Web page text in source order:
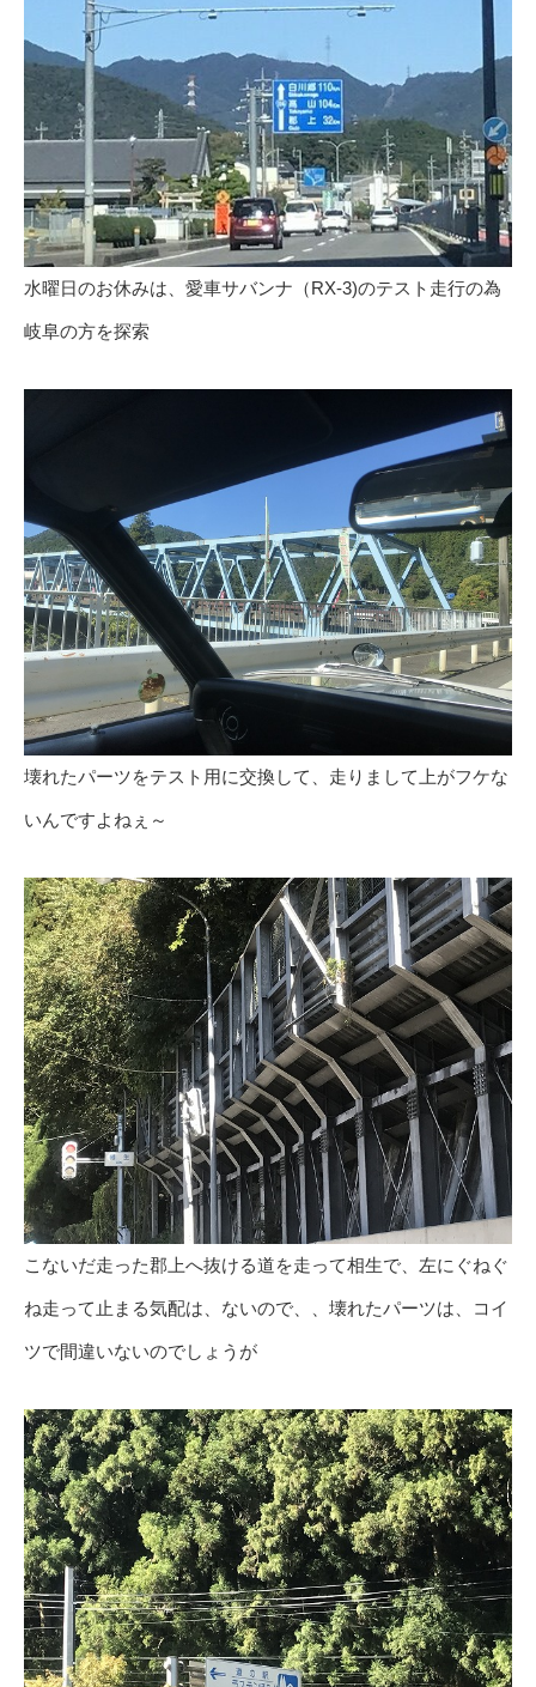
水曜日のお休みは、愛車サバンナ（RX-3)のテスト走行の為
岐阜の方を探索
壊れたパーツをテスト用に交換して、走りまして上がフケな
いんですよねぇ～
こないだ走った郡上へ抜ける道を走って相生で、左にぐねぐ
ね走って止まる気配は、ないので、、壊れたパーツは、コイ
ツで間違いないのでしょうが